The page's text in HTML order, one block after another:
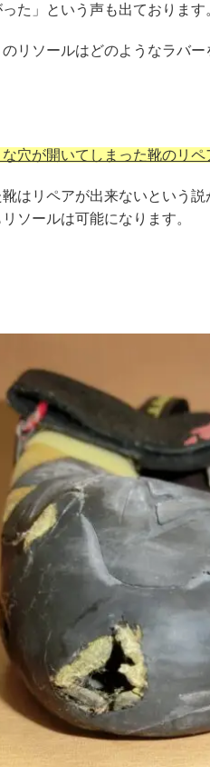
た」という声も出ております
リソールはどのようなラバ
穴が開いてしまった靴のリペ
はリペアが出来ないという
ソールは可能になります。